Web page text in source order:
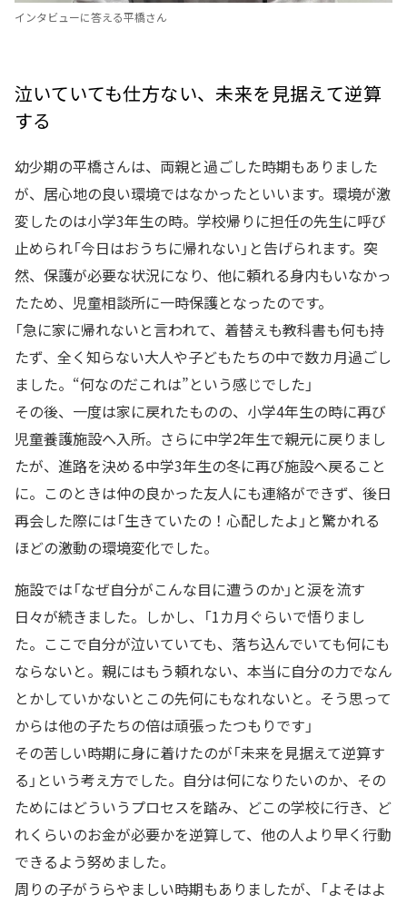
インタビューに答える平橋さん
泣いていても仕方ない、未来を見据えて逆算
する
幼少期の平橋さんは、両親と過ごした時期もありました
が、居心地の良い環境ではなかったといいます。環境が激
変したのは小学3年生の時。学校帰りに担任の先生に呼び
止められ「今日はおうちに帰れない」と告げられます。突
然、保護が必要な状況になり、他に頼れる身内もいなかっ
たため、児童相談所に一時保護となったのです。
「急に家に帰れないと言われて、着替えも教科書も何も持
たず、全く知らない大人や子どもたちの中で数カ月過ごし
ました。“何なのだこれは”という感じでした」
その後、一度は家に戻れたものの、小学4年生の時に再び
児童養護施設へ入所。さらに中学2年生で親元に戻りまし
たが、進路を決める中学3年生の冬に再び施設へ戻ること
に。このときは仲の良かった友人にも連絡ができず、後日
再会した際には「生きていたの！心配したよ」と驚かれる
ほどの激動の環境変化でした。
施設では「なぜ自分がこんな目に遭うのか」と涙を流す
日々が続きました。しかし、「1カ月ぐらいで悟りまし
た。ここで自分が泣いていても、落ち込んでいても何にも
ならないと。親にはもう頼れない、本当に自分の力でなん
とかしていかないとこの先何にもなれないと。そう思って
からは他の子たちの倍は頑張ったつもりです」
その苦しい時期に身に着けたのが「未来を見据えて逆算す
る」という考え方でした。自分は何になりたいのか、その
ためにはどういうプロセスを踏み、どこの学校に行き、ど
れくらいのお金が必要かを逆算して、他の人より早く行動
できるよう努めました。
周りの子がうらやましい時期もありましたが、「よそはよ